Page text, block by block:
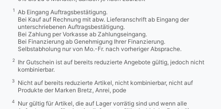
1
Ab Eingang Auftragsbestätigung.
Bei Kauf auf Rechnung mit abw. Lieferanschrift ab Eingang der
unterschriebenen Auftragsbestätigung.
Bei Zahlung per Vorkasse ab Zahlungseingang.
Bei Finanzierung ab Genehmigung Ihrer Finanzierung.
Selbstabholung nur von Mo.-Fr. nach vorheriger Absprache.
2
Ihr Gutschein ist auf bereits reduzierte Angebote gültig, jedoch nicht
kombinierbar.
3
Nicht auf bereits reduzierte Artikel, nicht kombinierbar, nicht auf
Produkte der Marken Bretz, Anrei, pode
4
Nur gültig für Artikel, die auf Lager vorrätig sind und wenn alle